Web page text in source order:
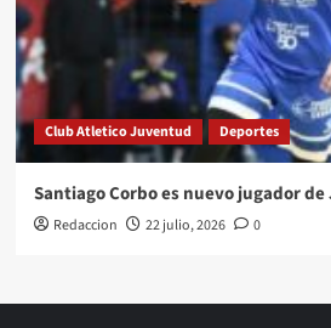
Club Atletico Juventud Deportes
Santiago Corbo es nuevo jugador
Redaccion 22 julio, 2026 0